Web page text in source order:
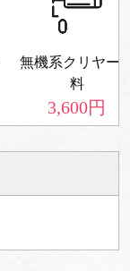
無機系クリヤー
料
3,600円